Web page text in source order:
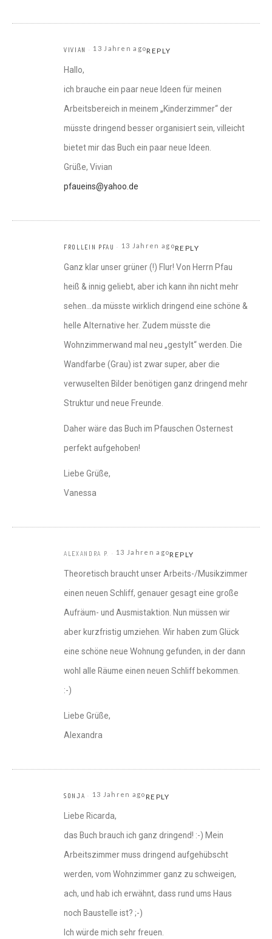
VIVIAN 13 Jahren agoREPLY
Hallo,
ich brauche ein paar neue Ideen für meinen
Arbeitsbereich in meinem „Kinderzimmer“ der
müsste dringend besser organisiert sein, villeicht
bietet mir das Buch ein paar neue Ideen.
Grüße, Vivian
pfaueins@yahoo.de
FROLLEIN PFAU 13 Jahren agoREPLY
Ganz klar unser grüner (!) Flur! Von Herrn Pfau
heiß & innig geliebt, aber ich kann ihn nicht mehr
sehen…da müsste wirklich dringend eine schöne &
helle Alternative her. Zudem müsste die
Wohnzimmerwand mal neu „gestylt“ werden. Die
Wandfarbe (Grau) ist zwar super, aber die
verwuselten Bilder benötigen ganz dringend mehr
Struktur und neue Freunde.
Daher wäre das Buch im Pfauschen Osternest
perfekt aufgehoben!
Liebe Grüße,
Vanessa
ALEXANDRA P. 13 Jahren agoREPLY
Theoretisch braucht unser Arbeits-/Musikzimmer
einen neuen Schliff, genauer gesagt eine große
Aufräum- und Ausmistaktion. Nun müssen wir
aber kurzfristig umziehen. Wir haben zum Glück
eine schöne neue Wohnung gefunden, in der dann
wohl alle Räume einen neuen Schliff bekommen.
:-)
Liebe Grüße,
Alexandra
SONJA 13 Jahren agoREPLY
Liebe Ricarda,
das Buch brauch ich ganz dringend! :-) Mein
Arbeitszimmer muss dringend aufgehübscht
werden, vom Wohnzimmer ganz zu schweigen,
ach, und hab ich erwähnt, dass rund ums Haus
noch Baustelle ist? ;-)
Ich würde mich sehr freuen.